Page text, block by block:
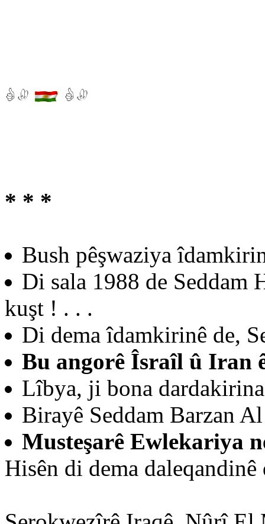
* * *
Bush pêşwaziya
Di sala 1988 de Seddam
kuşt ! . . .
Di dema îdamkirinê de,
Bu angorê Îsraîl û Iran
Lîbya, ji bona
Birayê Seddam Barzan
Musteşarê Ewlekariya
Hisên di dema